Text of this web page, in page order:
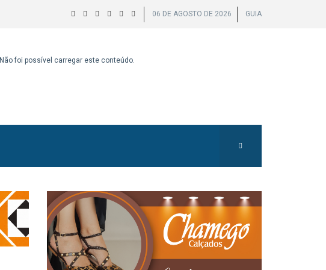
06 DE AGOSTO DE 2026 GUIA
Não foi possível carregar este conteúdo.